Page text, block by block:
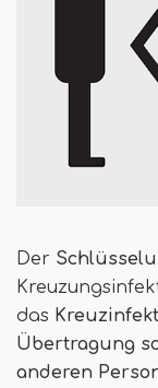
Der
das
Übertragung
anderen